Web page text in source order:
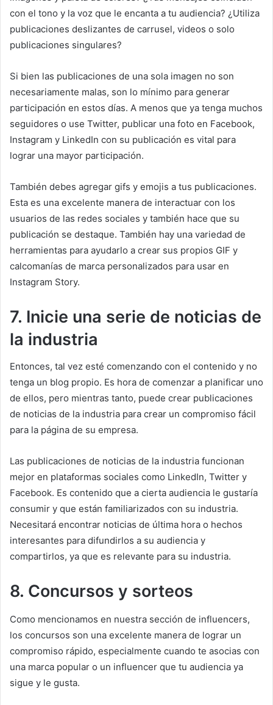
con el tono y la voz que le encanta a tu audiencia? ¿Utiliza
publicaciones deslizantes de carrusel, videos o solo
publicaciones singulares?
Si bien las publicaciones de una sola imagen no son
necesariamente malas, son lo mínimo para generar
participación en estos días. A menos que ya tenga muchos
seguidores o use Twitter, publicar una foto en Facebook,
Instagram y LinkedIn con su publicación es vital para
lograr una mayor participación.
También debes agregar gifs y emojis a tus publicaciones.
Esta es una excelente manera de interactuar con los
usuarios de las redes sociales y también hace que su
publicación se destaque. También hay una variedad de
herramientas para ayudarlo a crear sus propios GIF y
calcomanías de marca personalizados para usar en
Instagram Story.
7. Inicie una serie de noticias de
la industria
Entonces, tal vez esté comenzando con el contenido y no
tenga un blog propio. Es hora de comenzar a planificar uno
de ellos, pero mientras tanto, puede crear publicaciones
de noticias de la industria para crear un compromiso fácil
para la página de su empresa.
Las publicaciones de noticias de la industria funcionan
mejor en plataformas sociales como LinkedIn, Twitter y
Facebook. Es contenido que a cierta audiencia le gustaría
consumir y que están familiarizados con su industria.
Necesitará encontrar noticias de última hora o hechos
interesantes para difundirlos a su audiencia y
compartirlos, ya que es relevante para su industria.
8. Concursos y sorteos
Como mencionamos en nuestra sección de influencers,
los concursos son una excelente manera de lograr un
compromiso rápido, especialmente cuando te asocias con
una marca popular o un influencer que tu audiencia ya
sigue y le gusta.